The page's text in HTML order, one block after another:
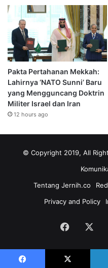
Pakta Pertahanan Mekkah:
Lahirnya ‘NATO Sunni’ Baru
yang Mengguncang Doktrin
Militer Israel dan Iran
12 hours ago
© Copyright 2019, All
Tentang Jernih.co
Privacy and Policy